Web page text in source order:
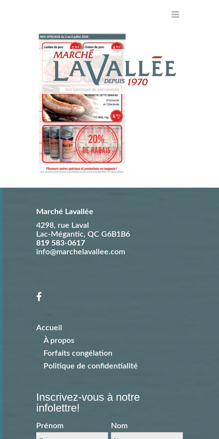
Marché Lavallée
4298, rue Laval
Lac-Mégantic, QC G6B1B6
819 583-0617
info@marchelavallee.com
Accueil
À propos
Forfaits congélation
Politique de confidentialité
Inscrivez-vous à notre
infolettre!
Prénom Nom